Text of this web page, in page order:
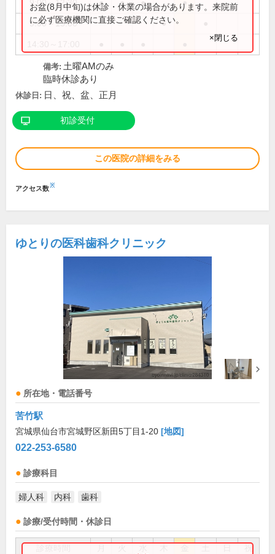
9:00～12:30 ● ● ● ●
9:00～13:00 ●
お盆(8月中旬)は休診・休業の場合があります。来院前
に必ず医療機関に直接ご確認ください。
×閉じる
備考: 土曜AMのみ
臨時休診あり
休診日: 日、祝、盆、正月
初診受付
この医院の詳細をみる
アクセス数※
ゆとりの医科歯科クリニック
所在地・電話番号
苦竹駅
宮城県仙台市宮城野区新田5丁目1-20 [地図]
022-253-6580
診療科目
婦人科 内科 歯科
診療/受付時間・休診日
祝